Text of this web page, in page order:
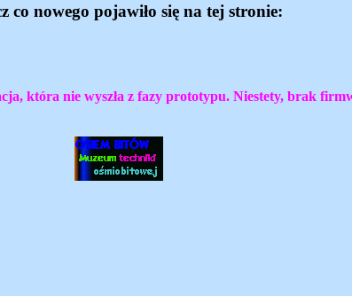
co nowego pojawiło się na tej stronie:
która nie wyszła z fazy prototypu. Niestety, brak